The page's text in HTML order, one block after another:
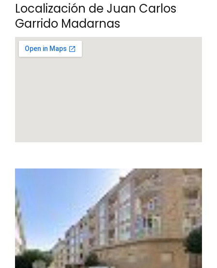
Localización de Juan Carlos
Garrido Madarnas